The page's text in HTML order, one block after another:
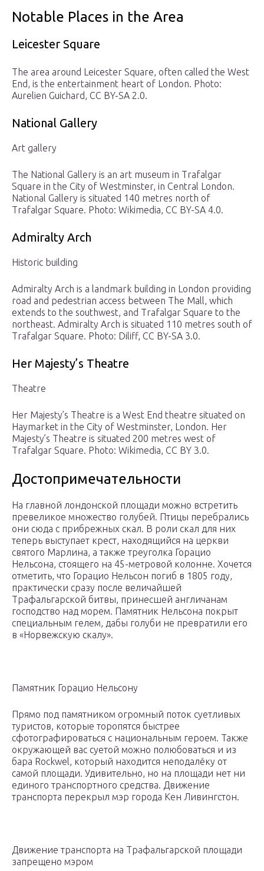
Notable Places in the Area
Leicester Square
The area around Leicester Square, often called the West
End, is the entertainment heart of London. Photo:
Aurelien Guichard, CC BY-SA 2.0.
National Gallery
Art gallery
The National Gallery is an art museum in Trafalgar
Square in the City of Westminster, in Central London.
National Gallery is situated 140 metres north of
Trafalgar Square. Photo: Wikimedia, CC BY-SA 4.0.
Admiralty Arch
Historic building
Admiralty Arch is a landmark building in London providing
road and pedestrian access between The Mall, which
extends to the southwest, and Trafalgar Square to the
northeast. Admiralty Arch is situated 110 metres south of
Trafalgar Square. Photo: Diliff, CC BY-SA 3.0.
Her Majesty’s Theatre
Theatre
Her Majesty’s Theatre is a West End theatre situated on
Haymarket in the City of Westminster, London. Her
Majesty’s Theatre is situated 200 metres west of
Trafalgar Square. Photo: Wikimedia, CC BY 3.0.
Достопримечательности
На главной лондонской площади можно встретить
превеликое множество голубей. Птицы перебрались
они сюда с прибрежных скал. В роли скал для них
теперь выступает крест, находящийся на церкви
святого Марлина, а также треуголка Горацио
Нельсона, стоящего на 45-метровой колонне. Хочется
отметить, что Горацио Нельсон погиб в 1805 году,
практически сразу после величайшей
Трафальгарской битвы, принесшей англичанам
господство над морем. Памятник Нельсона покрыт
специальным гелем, дабы голуби не превратили его
в «Норвежскую скалу».
Памятник Горацио Нельсону
Прямо под памятником огромный поток суетливых
туристов, которые торопятся быстрее
сфотографироваться с национальным героем. Также
окружающей вас суетой можно полюбоваться и из
бара Rockwel, который находится неподалёку от
самой площади. Удивительно, но на площади нет ни
единого транспортного средства. Движение
транспорта перекрыл мэр города Кен Ливингстон.
Движение транспорта на Трафальгарской площади
запрещено мэром